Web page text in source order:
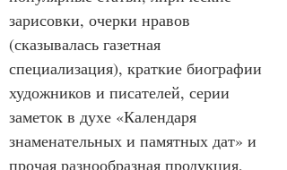
зарисовки, очерки нравов
(сказывалась газетная
специализация), краткие биографии
художников и писателей, серии
заметок в духе «Календаря
знаменательных и памятных дат» и
прочая разнообразная продукция,